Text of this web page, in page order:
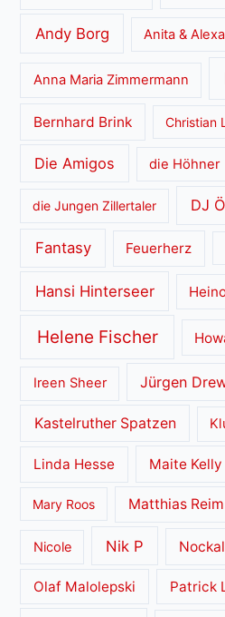
Andy Borg Anita &
Anna Maria Zimmermann
Bernhard Brink Christian
Die Amigos die Höhner
die Jungen Zillertaler DJ
Fantasy Feuerherz
Hansi Hinterseer
Helene Fischer
Ireen Sheer Jürgen
Kastelruther Spatzen
Linda Hesse Maite Kelly
Mary Roos Matthias Reim
Nicole Nik P
Olaf Malolepski Patrick